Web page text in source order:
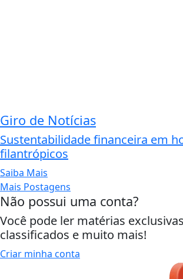
Giro de Notícias
Sustentabilidade financeira em
filantrópicos
Saiba Mais
Mais Postagens
Não possui uma conta?
Você pode ler matérias
classificados e muito mais!
Criar minha conta